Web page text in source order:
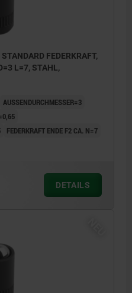
FEDERKRAFT,
L=7, STAHL,
AUSSENDURCHMESSER=3
FEDERKRAFT ENDE F2 CA. N=7
DETAILS